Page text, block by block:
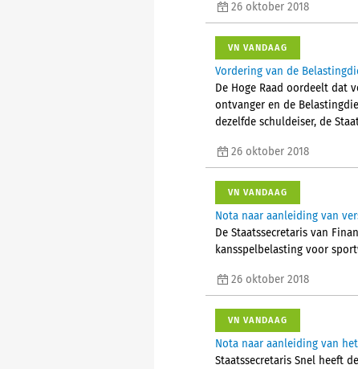
26 oktober 2018
VN VANDAAG
Vordering van de
De Hoge Raad oordeelt dat
ontvanger en de
dezelfde schuldeiser, de
26 oktober 2018
VN VANDAAG
Nota naar aanleiding van
De Staatssecretaris van
kansspelbelasting voor
26 oktober 2018
VN VANDAAG
Nota naar aanleiding van
Staatssecretaris Snel heeft